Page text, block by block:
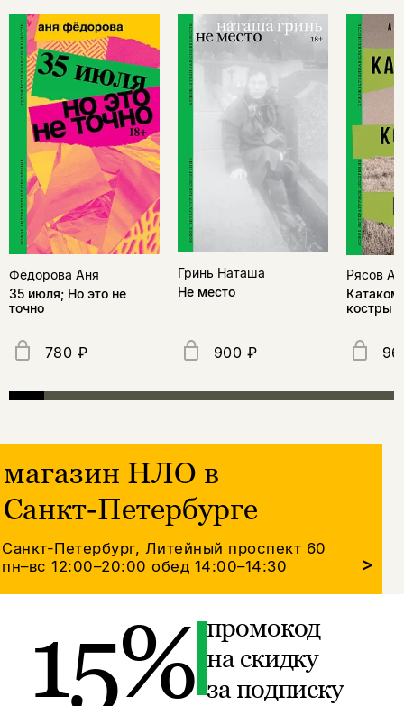
Фёдорова Аня
35 июля; Но это не
точно
780 ₽
Гринь Наташа
Не место
900 ₽
Рясов
костры
магазин НЛО в
Санкт-Петербурге
Санкт-Петербург, Литейный проспект 60
пн–вс 12:00–20:00обед 14:00–14:30 >
15% промокод
на скидку
за подписку